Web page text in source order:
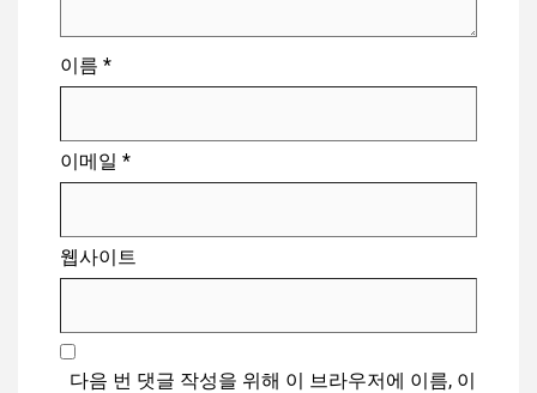
이름 *
이메일 *
웹사이트
다음 번 댓글 작성을 위해 이 브라우저에 이름, 이